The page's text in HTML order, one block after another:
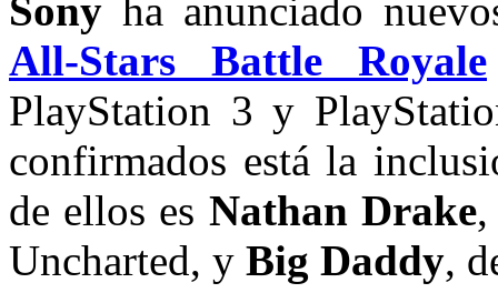
Sony ha anunciado
All-Stars Battle Royale
PlayStation 3 y
confirmados está la
de ellos es Nathan Drake,
Uncharted, y Big Daddy,